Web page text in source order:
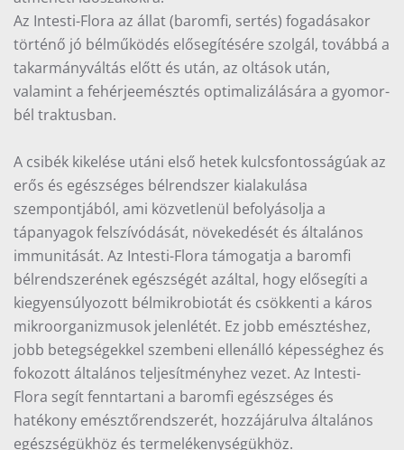
Az Intesti-Flora az állat (baromfi, sertés) fogadásakor
történő jó bélműködés elősegítésére szolgál, továbbá a
takarmányváltás előtt és után, az oltások után,
valamint a fehérjeemésztés optimalizálására a gyomor-
bél traktusban.
A csibék kikelése utáni első hetek kulcsfontosságúak az
erős és egészséges bélrendszer kialakulása
szempontjából, ami közvetlenül befolyásolja a
tápanyagok felszívódását, növekedését és általános
immunitását. Az Intesti-Flora támogatja a baromfi
bélrendszerének egészségét azáltal, hogy elősegíti a
kiegyensúlyozott bélmikrobiotát és csökkenti a káros
mikroorganizmusok jelenlétét. Ez jobb emésztéshez,
jobb betegségekkel szembeni ellenálló képességhez és
fokozott általános teljesítményhez vezet. Az Intesti-
Flora segít fenntartani a baromfi egészséges és
hatékony emésztőrendszerét, hozzájárulva általános
egészségükhöz és termelékenységükhöz.